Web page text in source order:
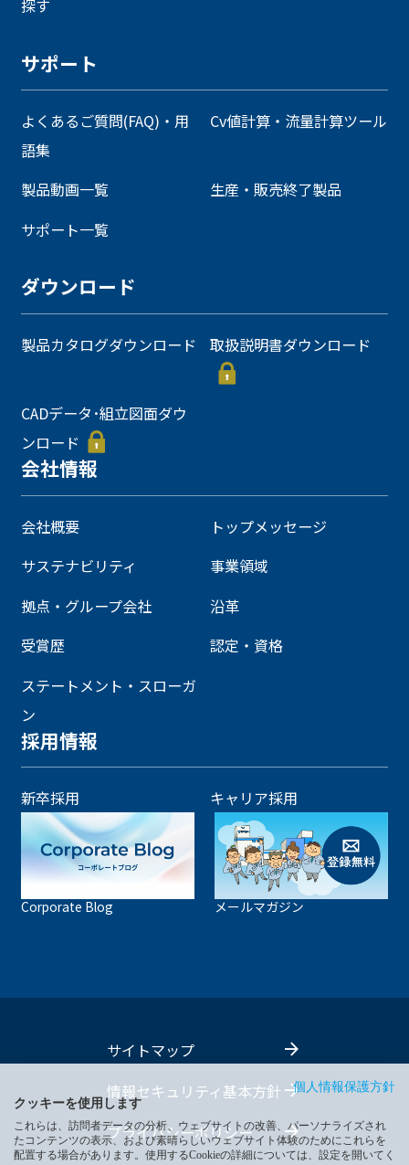
探す
サポート
よくあるご質問(FAQ)・用
語集
Cv値計算・流量計算ツール
製品動画一覧
生産・販売終了製品
サポート一覧
ダウンロード
製品カタログダウンロード 取扱説明書ダウンロード
CADデータ･組立図面ダウ
ンロード
会社情報
会社概要
トップメッセージ
サステナビリティ
事業領域
拠点・グループ会社
沿革
受賞歴
認定・資格
ステートメント・スローガ
ン
採用情報
新卒採用 キャリア採用
Corporate Blog メールマガジン
サイトマップ
情報セキュリティ基本方針
プライバシーポリシー
個人情報保護方針
クッキーを使用します
これらは、訪問者データの分析、ウェブサイトの改善、パーソナライズされ
たコンテンツの表示、および素晴らしいウェブサイト体験のためにこれらを
配置する場合があります。使用するCookieの詳細については、設定を開いてく